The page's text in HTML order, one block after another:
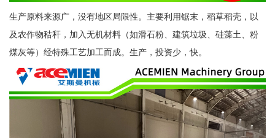
生产原料来源广，没有地区局限性。主要利用锯末，稻草稻壳，以
及农作物秸秆，加入无机材料（如滑石粉、建筑垃圾、硅藻土、粉
煤灰等）经特殊工艺加工而成。生产，投资少，快。